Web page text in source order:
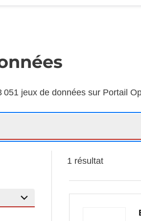
051 jeux de données sur Portail
1 résultat